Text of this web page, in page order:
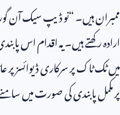
ممبران ہیں۔ “نو ڈیپ سیک آن
ارادہ رکھتے ہیں۔ یہ اقدام اس
میں ٹک ٹاک پر سرکاری ڈیوائسز پر
پر مکمل پابندی کی صورت میں